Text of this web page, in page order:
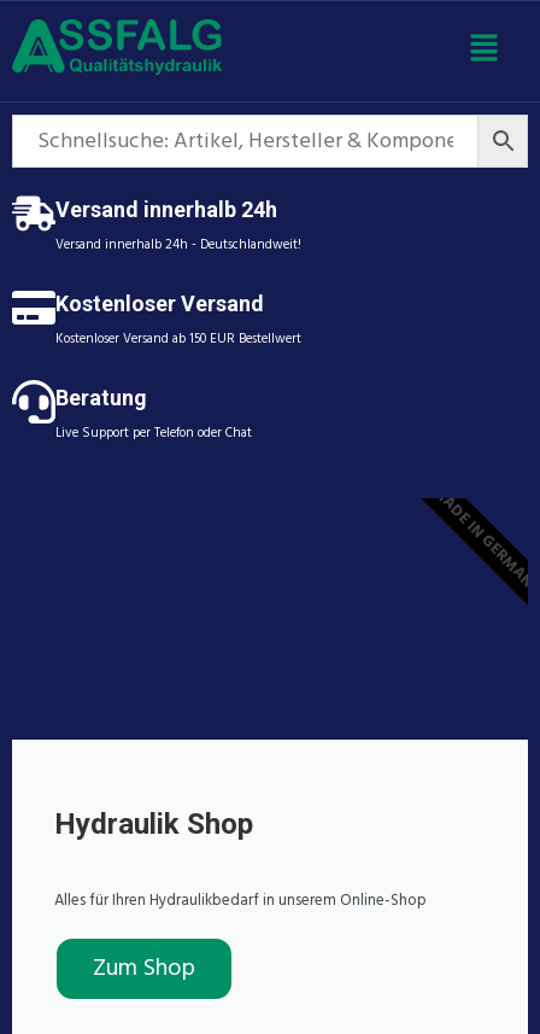
Versand innerhalb 24h
Versand innerhalb 24h - Deutschlandweit!
Kostenloser Versand
Kostenloser Versand ab 150 EUR Bestellwert
Beratung
Live Support per Telefon oder Chat
Hydraulik Shop
Alles für Ihren Hydraulikbedarf in unserem Online-Shop
Zum Shop
MADE IN